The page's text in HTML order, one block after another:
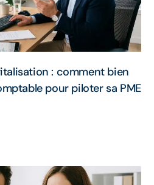
: comment bien
pour piloter sa PME